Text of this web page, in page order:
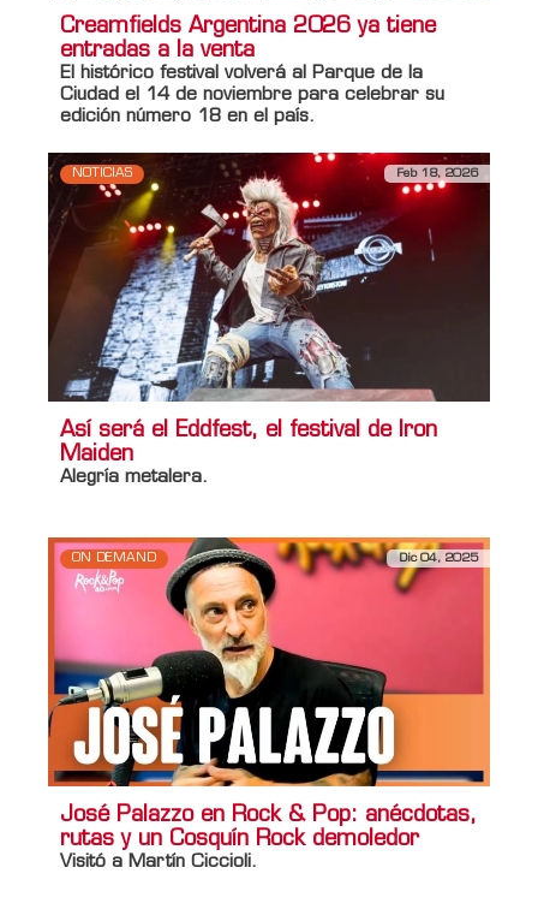
Creamfields Argentina 2026 ya tiene
entradas a la venta
El histórico festival volverá al Parque de la
Ciudad el 14 de noviembre para celebrar su
edición número 18 en el país.
NOTICIAS Feb 18, 2026
Así será el Eddfest, el festival de Iron
Maiden
Alegría metalera.
ON DEMAND Dic 04, 2025
José Palazzo en Rock & Pop: anécdotas,
rutas y un Cosquín Rock demoledor
Visitó a Martín Ciccioli.